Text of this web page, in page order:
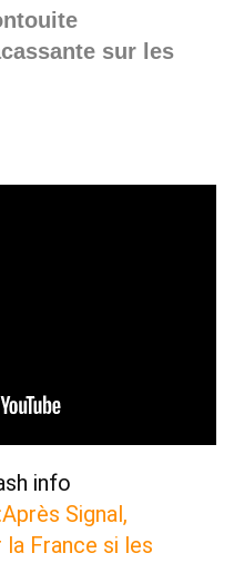
sur les
info
Signal,
France si les